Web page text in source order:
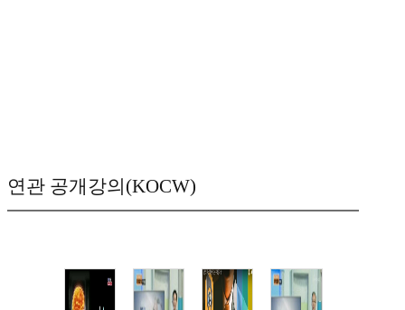
연관 공개강의(KOCW)